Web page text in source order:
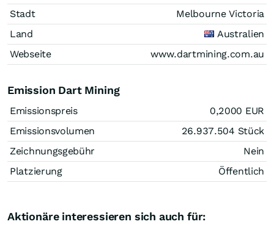
Stadt
Melbourne Victoria
Land
Australien
Webseite
www.dartmining.com.au
Emission Dart Mining
Emissionspreis 0,2000 EUR
Emissionsvolumen
26.937.504 Stück
Zeichnungsgebühr
Nein
Platzierung
Öffentlich
Aktionäre interessieren sich auch für: